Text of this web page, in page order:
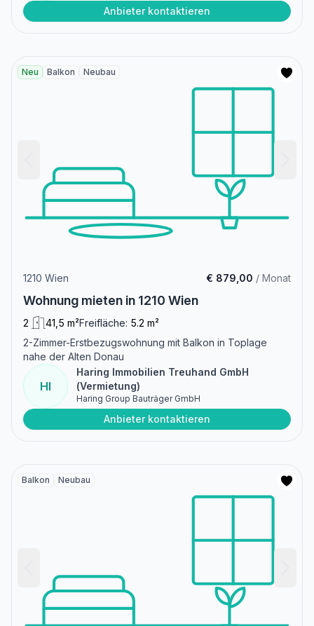
Anbieter kontaktieren
Neu Balkon Neubau
1210 Wien € 879,00 / Monat
Wohnung mieten in 1210 Wien
2 41,5 m²Freifläche: 5.2 m²
2-Zimmer-Erstbezugswohnung mit Balkon in Toplage
nahe der Alten Donau
HI
Haring Immobilien Treuhand GmbH
(Vermietung)
Haring Group Bauträger GmbH
Anbieter kontaktieren
Balkon Neubau